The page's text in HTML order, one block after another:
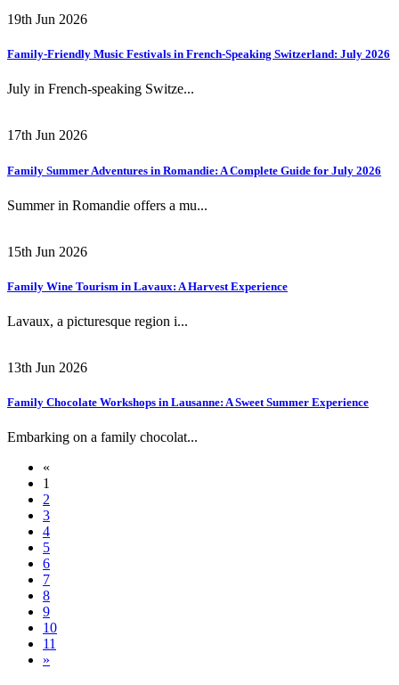
19th Jun 2026
Family-Friendly Music Festivals in French-Speaking Switzerland: July 2026
July in French-speaking Switze...
17th Jun 2026
Family Summer Adventures in Romandie: A Complete Guide for July 2026
Summer in Romandie offers a mu...
15th Jun 2026
Family Wine Tourism in Lavaux: A Harvest Experience
Lavaux, a picturesque region i...
13th Jun 2026
Family Chocolate Workshops in Lausanne: A Sweet Summer Experience
Embarking on a family chocolat...
«
1
2
3
4
5
6
7
8
9
10
11
»